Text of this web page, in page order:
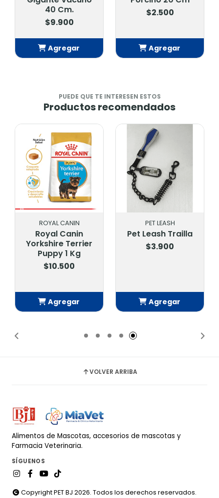
40 Cm.
$9.900
Agregar
$2.500
Agregar
PUEDE QUE TE INTERESEN ESTOS
Productos recomendados
ROYAL CANIN
Royal Canin
Yorkshire Terrier
Puppy 1 Kg
$10.500
Agregar
PET LEASH
Pet Leash Trailla
$3.900
Agregar
VOLVER ARRIBA
Alimentos de Mascotas, accesorios de mascotas y
Farmacia Veterinaria.
SÍGUENOS
Copyright PET BJ 2026. Todos los derechos reservados.